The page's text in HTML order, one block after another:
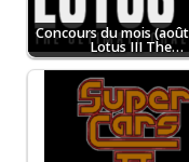
Concours du mois (août
Lotus III The…